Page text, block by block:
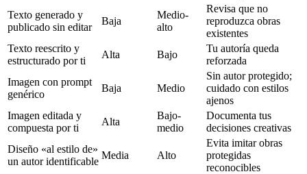
Texto generado y
publicado sin editar
Baja
Medio-
alto
Revisa que no
reproduzca obras
existentes
Texto reescrito y
estructurado por ti
Alta Bajo
Tu autoría queda
reforzada
Imagen con prompt
genérico
Baja Medio
Sin autor protegido;
cuidado con estilos
ajenos
Imagen editada y
compuesta por ti
Alta
Bajo-
medio
Documenta tus
decisiones creativas
Diseño «al estilo de»
un autor identificable
Media Alto
Evita imitar obras
protegidas
reconocibles